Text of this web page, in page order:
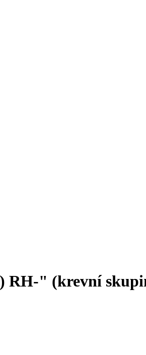
RH-" (krevní